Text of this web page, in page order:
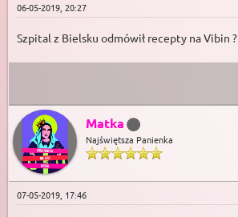
06-05-2019, 20:27
Szpital z Bielsku odmówił recepty na Vibin ?
Matka
Najświętsza Panienka
07-05-2019, 17:46